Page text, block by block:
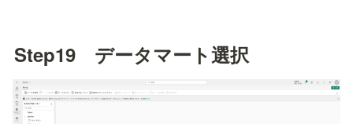
Step19　データマート選択